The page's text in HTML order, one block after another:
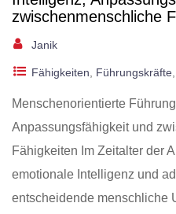
zwischenmenschliche
Janik
Fähigkeiten, Führungskräfte,
Menschenorientierte
Anpassungsfähigkeit und
Fähigkeiten Im Zeitalter der
emotionale Intelligenz und
entscheidende menschliche